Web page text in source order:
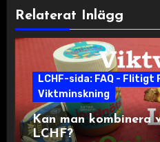
Relaterat Inlägg
LCHF-sida: FAQ - Flitigt
Viktminskning
Kan man kombinera
LCHF?